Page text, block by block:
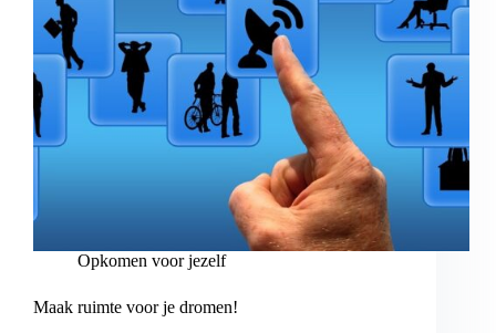
Opkomen voor jezelf
Maak ruimte voor je dromen!